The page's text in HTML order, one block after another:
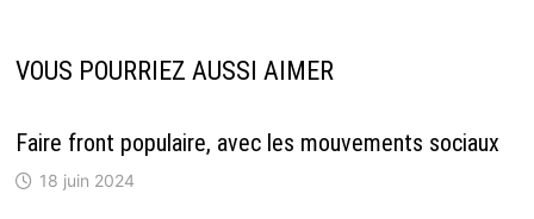
VOUS POURRIEZ AUSSI AIMER
Faire front populaire, avec les mouvements sociaux
18 juin 2024